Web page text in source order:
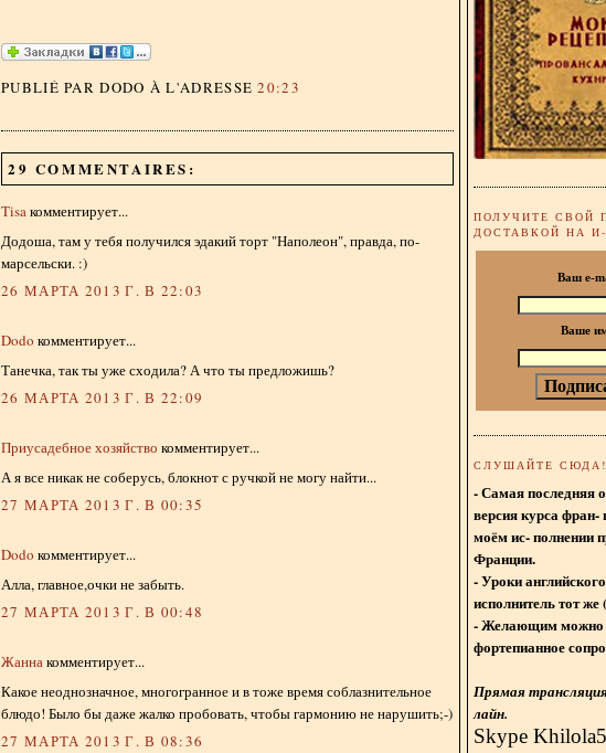
PUBLIÉ PAR DODO À L'ADRESSE20:23
29 COMMENTAIRES:
Tisaкомментирует...
Додоша, там у тебя получился эдакий торт "Наполеон", правда, по-
марсельски. :)
26 МАРТА 2013 Г. В 22:03
Dodo комментирует...
Танечка, так ты уже сходила? А что ты предложишь?
26 МАРТА 2013 Г. В 22:09
Приусадебное хозяйство комментирует...
А я все никак не соберусь, блокнот с ручкой не могу найти...
27 МАРТА 2013 Г. В 00:35
Dodo комментирует...
Алла, главное,очки не забыть.
27 МАРТА 2013 Г. В 00:48
Жаннакомментирует...
Какое неоднозначное, многогранное и в тоже время соблазнительное
блюдо! Было бы даже жалко пробовать, чтобы гармонию не нарушить;-)
27 МАРТА 2013 Г. В 08:36
ПОЛУЧИТЕ СВОЙ
ДОСТАВКОЙ НА
Ваш e-
Ваше
СЛУШАЙТЕ СЮДА!
- Самая последняя
версия курса фран-
моём ис- полнении
Франции.
- Уроки
исполнитель тот
- Желающим можно
фортепианное
Прямая
лайн.
Skype Khilola5